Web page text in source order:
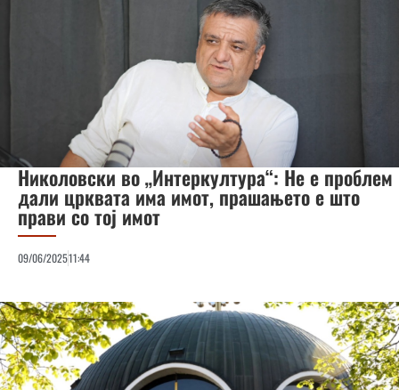
Николовски во „Интеркултура“: Не е проблем
дали црквата има имот, прашањето е што
прави со тој имот
09/06/202511:44